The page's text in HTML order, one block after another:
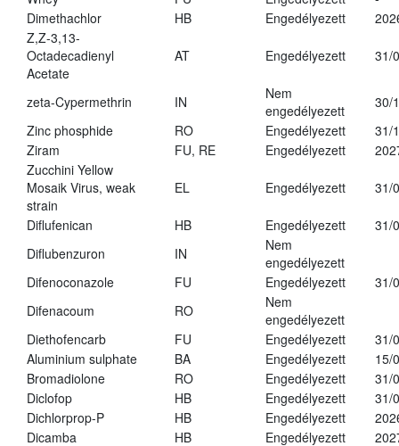
Dimethachlor
HB Engedélyezett
Z,Z-3,13-
Octadecadienyl
Acetate
AT Engedélyezett 31/
zeta-Cypermethrin IN
Nem
engedélyezett
30/
Zinc phosphide
RO Engedélyezett
31/
Ziram
FU, RE Engedélyezett
Zucchini Yellow
Mosaik Virus, weak
strain
EL Engedélyezett 31/
Diflufenican HB Engedélyezett
31/
Diflubenzuron
IN
Nem
engedélyezett
Difenoconazole
FU Engedélyezett
31/
Difenacoum
RO
Nem
engedélyezett
Diethofencarb
FU Engedélyezett
31/
Aluminium sulphate
BA Engedélyezett
15/
Bromadiolone
RO Engedélyezett
31/
Diclofop
HB Engedélyezett
31/
Dichlorprop-P
HB Engedélyezett
Dicamba
HB Engedélyezett